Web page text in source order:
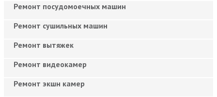
Ремонт посудомоечных машин
Ремонт сушильных машин
Ремонт вытяжек
Ремонт видеокамер
Ремонт экшн камер